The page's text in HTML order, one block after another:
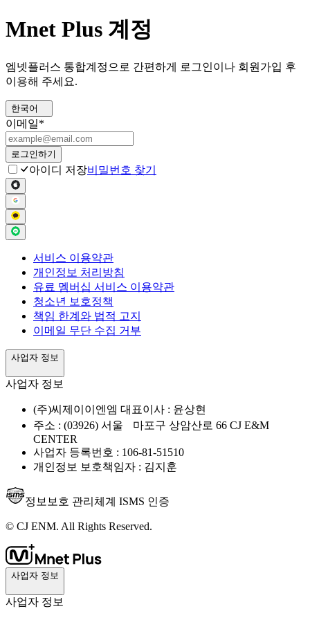
Mnet Plus 계정
엠넷플러스 통합계정으로 간편하게 로그인이나 회원가입 후
이용해 주세요.
한국어
이메일*
로그인하기
아이디 저장비밀번호 찾기
서비스 이용약관
개인정보 처리방침
유료 멤버십 서비스 이용약관
청소년 보호정책
책임 한계와 법적 고지
이메일 무단 수집 거부
사업자 정보
사업자 정보
(주)씨제이이엔엠 대표이사 : 윤상현
주소 : (03926) 서울 마포구 상암산로 66 CJ E&M
CENTER
사업자 등록번호 : 106-81-51510
개인정보 보호책임자 : 김지훈
정보보호 관리체계 ISMS 인증
© CJ ENM. All Rights Reserved.
사업자 정보
사업자 정보